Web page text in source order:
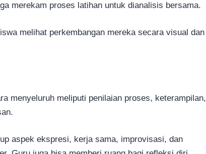
merekam proses latihan untuk dianalisis bersama.
melihat perkembangan mereka secara visual dan
menyeluruh meliputi penilaian proses, keterampilan,
aspek ekspresi, kerja sama, improvisasi, dan